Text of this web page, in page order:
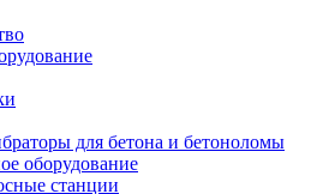
для бетона и бетоноломы
оборудование
станции